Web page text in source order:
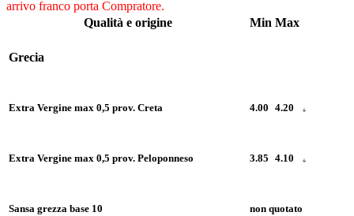
arrivo franco porta Compratore.
Qualità e origine
Min Max
Grecia
Extra Vergine max 0,5 prov. Creta 4.00 4.20
Extra Vergine max 0,5 prov. Peloponneso 3.85 4.10
Sansa grezza base 10 non quotato